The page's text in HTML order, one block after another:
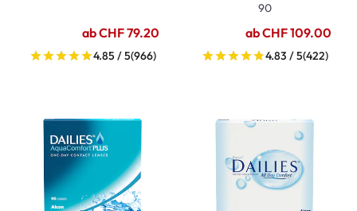
ab CHF 79.20
4.85 / 5(966)
90
ab CHF 109.00
4.83 / 5(422)